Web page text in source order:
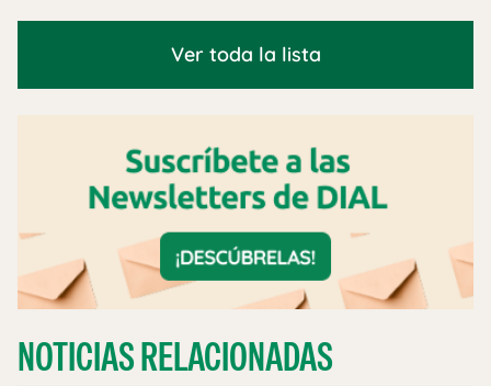
Ver toda la lista
NOTICIAS RELACIONADAS